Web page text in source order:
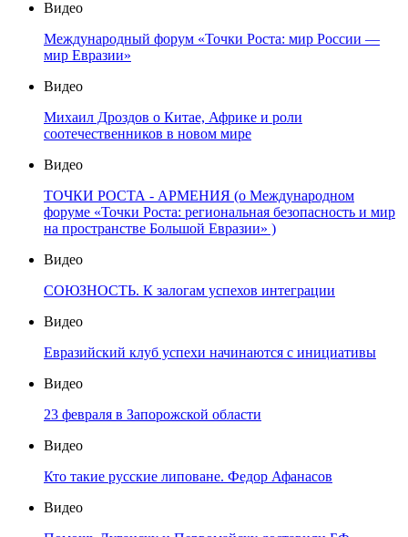
Видео
Международный форум «Точки Роста: мир России —
мир Евразии»
Видео
Михаил Дроздов о Китае, Африке и роли
соотечественников в новом мире
Видео
ТОЧКИ РОСТА - АРМЕНИЯ (о Международном
форуме «Точки Роста: региональная безопасность и мир
на пространстве Большой Евразии» )
Видео
СОЮЗНОСТЬ. К залогам успехов интеграции
Видео
Евразийский клуб успехи начинаются с инициативы
Видео
23 февраля в Запорожской области
Видео
Кто такие русские липоване. Федор Афанасов
Видео